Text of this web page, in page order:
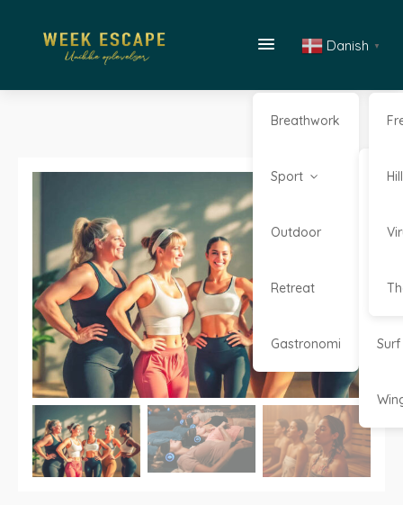
Breathwork
Sport
Surf
Outdoor
Retreat
Gastronomi
Danish ▼